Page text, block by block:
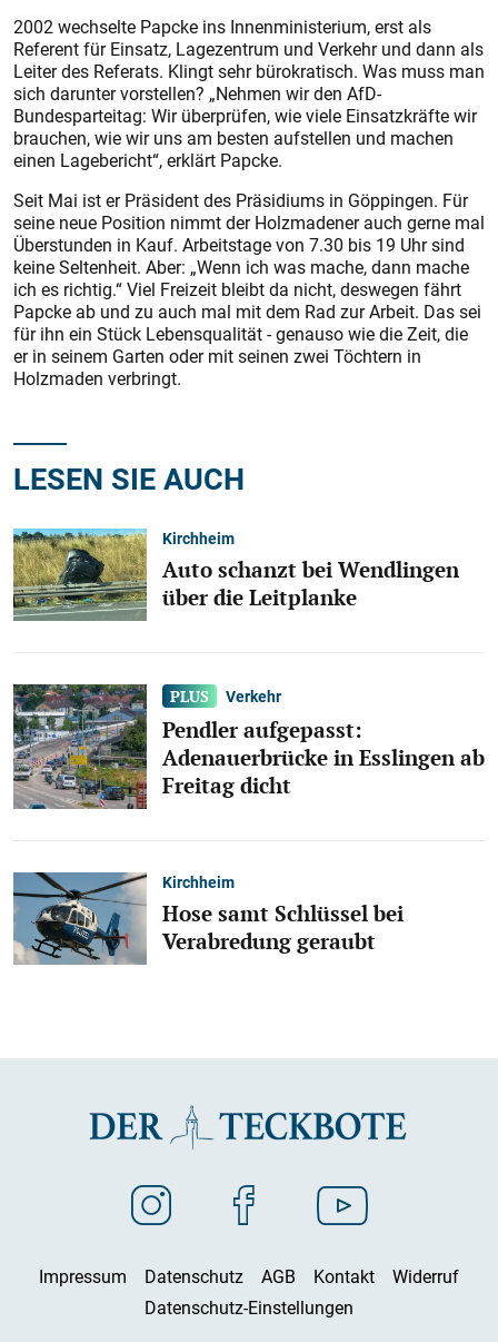
2002 wechselte Papcke ins Innenministerium, erst als
Referent für Einsatz, Lagezentrum und Verkehr und dann als
Leiter des Referats. Klingt sehr bürokratisch. Was muss man
sich darunter vorstellen? „Nehmen wir den AfD-
Bundesparteitag: Wir überprüfen, wie viele Einsatzkräfte wir
brauchen, wie wir uns am besten aufstellen und machen
einen Lagebericht“, erklärt Papcke.
Seit Mai ist er Präsident des Präsidiums in Göppingen. Für
seine neue Position nimmt der Holzmadener auch gerne mal
Überstunden in Kauf. Arbeitstage von 7.30 bis 19 Uhr sind
keine Seltenheit. Aber: „Wenn ich was mache, dann mache
ich es richtig.“ Viel Freizeit bleibt da nicht, deswegen fährt
Papcke ab und zu auch mal mit dem Rad zur Arbeit. Das sei
für ihn ein Stück Lebensqualität - genauso wie die Zeit, die
er in seinem Garten oder mit seinen zwei Töchtern in
Holzmaden verbringt.
LESEN SIE AUCH
Kirchheim
Auto schanzt bei Wendlingen
über die Leitplanke
Verkehr
Pendler aufgepasst:
Adenauerbrücke in Esslingen ab
Freitag dicht
Kirchheim
Hose samt Schlüssel bei
Verabredung geraubt
Impressum Datenschutz AGB Kontakt
Widerruf
Datenschutz-Einstellungen